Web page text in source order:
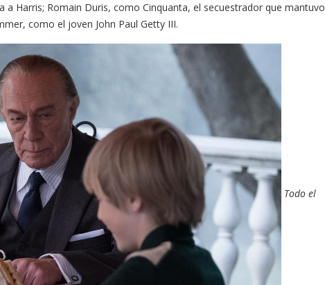
a Harris; Romain Duris, como Cinquanta, el secuestrador que mantuvo
como el joven John Paul Getty III.
Todo el